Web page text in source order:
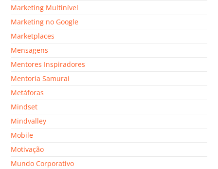
Marketing Multinível
Marketing no Google
Marketplaces
Mensagens
Mentores Inspiradores
Mentoria Samurai
Metáforas
Mindset
Mindvalley
Mobile
Motivação
Mundo Corporativo